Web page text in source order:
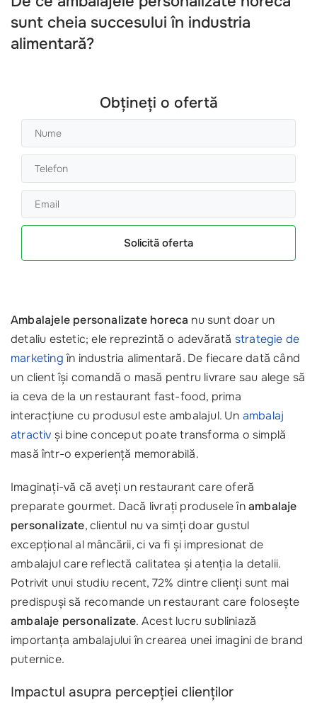
sunt cheia succesului în industria
alimentară?
Obțineți o ofertă
Solicită oferta
Ambalajele personalizate horeca nu sunt doar un
detaliu estetic; ele reprezintă o adevărată strategie de
marketingîn industria alimentară. De fiecare dată când
un client își comandă o masă pentru livrare sau alege să
ia ceva de la un restaurant fast-food, prima
interacțiune cu produsul este ambalajul. Un ambalaj
atractiv și bine conceput poate transforma o simplă
masă într-o experiență memorabilă.
Imaginați-vă că aveți un restaurant care oferă
preparate gourmet. Dacă livrați produsele înambalaje
personalizate, clientul nu va simți doar gustul
excepțional al mâncării, ci va fi și impresionat de
ambalajul care reflectă calitatea și atenția la detalii.
Potrivit unui studiu recent, 72% dintre clienți sunt mai
predispuși să recomande un restaurant care folosește
ambalaje personalizate. Acest lucru subliniază
importanța ambalajului în crearea unei imagini de brand
puternice.
Impactul asupra percepției clienților